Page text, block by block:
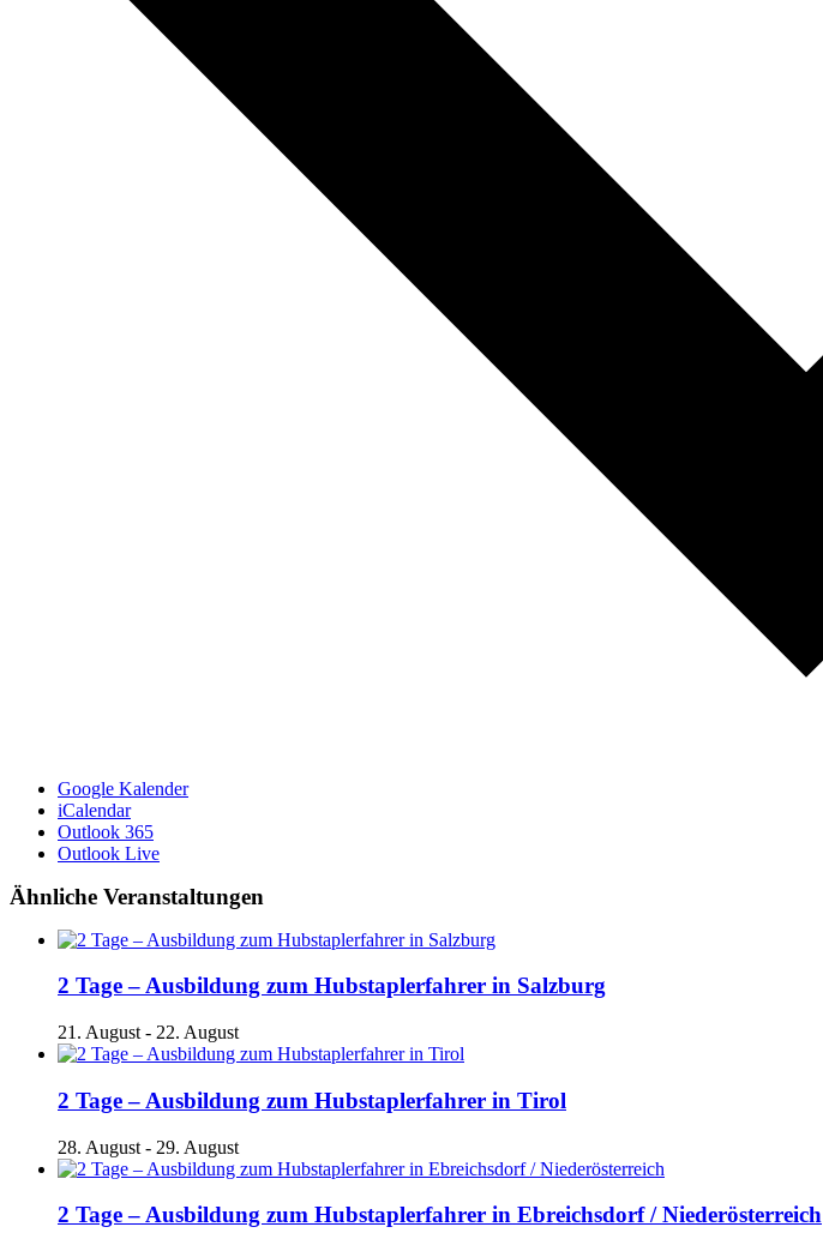
Google Kalender
iCalendar
Outlook 365
Outlook Live
Ähnliche Veranstaltungen
2 Tage – Ausbildung zum Hubstaplerfahrer in Salzburg
21. August - 22. August
2 Tage – Ausbildung zum Hubstaplerfahrer in Tirol
28. August - 29. August
2 Tage – Ausbildung zum Hubstaplerfahrer in Ebreichsdorf / Niederösterreich